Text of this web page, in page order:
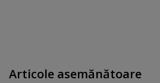
Articole asemănătoare